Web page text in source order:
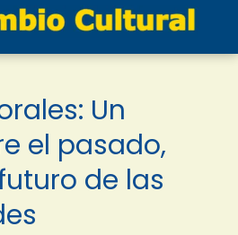
Un
el pasado,
de las